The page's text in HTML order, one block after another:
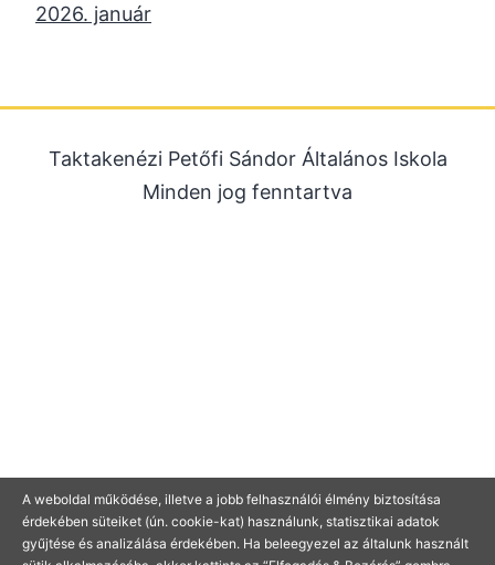
2026. január
2025. július
2025. június
2024. július
2024. június
Taktakenézi Petőfi Sándor Általános Iskola
Minden jog fenntartva
A weboldal működése, illetve a jobb felhasználói élmény biztosítása
érdekében süteiket (ún. cookie-kat) használunk, statisztikai adatok
gyűjtése és analizálása érdekében. Ha beleegyezel az általunk használt